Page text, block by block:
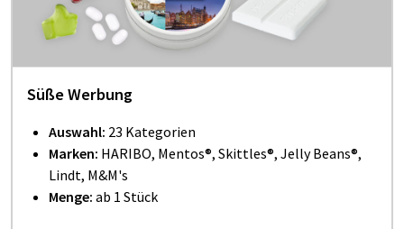
Süße Werbung
Auswahl: 23 Kategorien
Marken: HARIBO, Mentos®, Skittles®, Jelly Beans®,
Lindt, M&M's
Menge: ab 1 Stück